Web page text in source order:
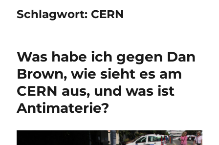
Schlagwort: CERN
Was habe ich gegen Dan
Brown, wie sieht es am
CERN aus, und was ist
Antimaterie?